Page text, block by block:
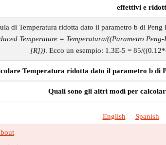
effettivi e
di Temperatura ridotta dato il parametro b di
Temperature = Temperatura/((Parametro
[R])). Ecco un esempio: 1.3E-5 = 85/
Temperatura ridotta dato il parametro b di
Quali sono gli altri modi per
English Spanish